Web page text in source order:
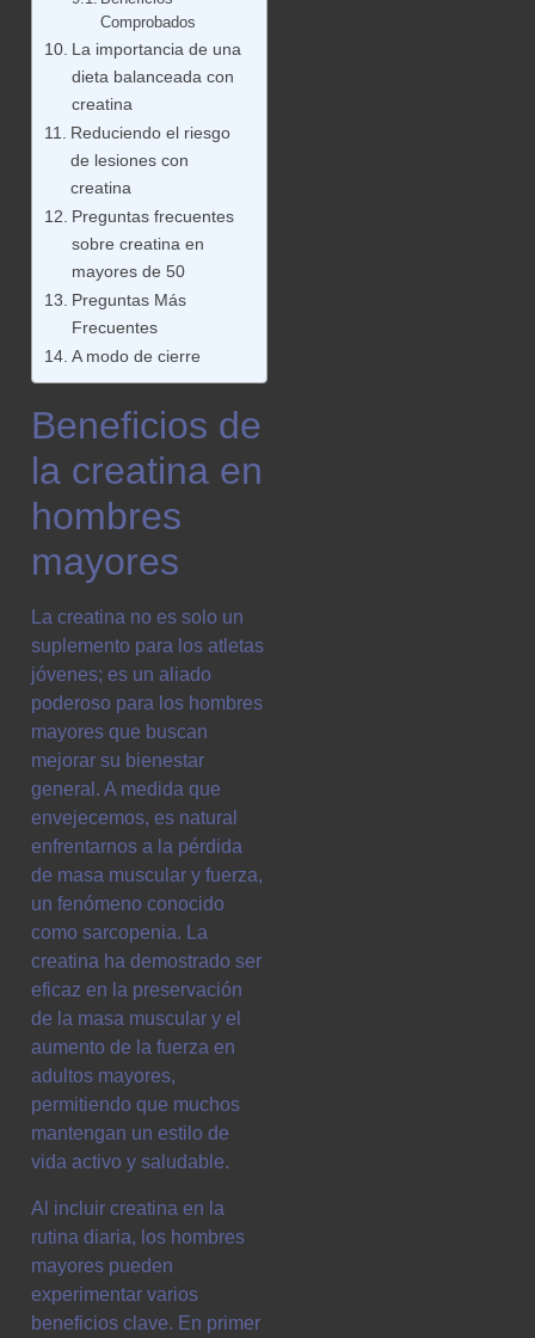
Comprobados
La importancia de una
dieta balanceada con
creatina
Reduciendo el riesgo
de lesiones con
creatina
Preguntas frecuentes
sobre creatina en
mayores de 50
Preguntas Más
Frecuentes
A modo de cierre
Beneficios de
la creatina en
hombres
mayores
La creatina no es solo un
suplemento para los atletas
jóvenes; es un aliado
poderoso para los hombres
mayores que buscan
mejorar su bienestar
general. A medida que
envejecemos, es natural
enfrentarnos a la pérdida
de masa muscular y fuerza,
un fenómeno conocido
como sarcopenia. La
creatina ha demostrado ser
eficaz en la preservación
de la masa muscular y el
aumento de la fuerza en
adultos mayores,
permitiendo que muchos
mantengan un estilo de
vida activo y saludable.
Al incluir creatina en la
rutina diaria, los hombres
mayores pueden
experimentar varios
beneficios clave. En primer